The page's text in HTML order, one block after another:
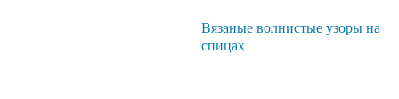
Вязаные волнистые узоры на
спицах